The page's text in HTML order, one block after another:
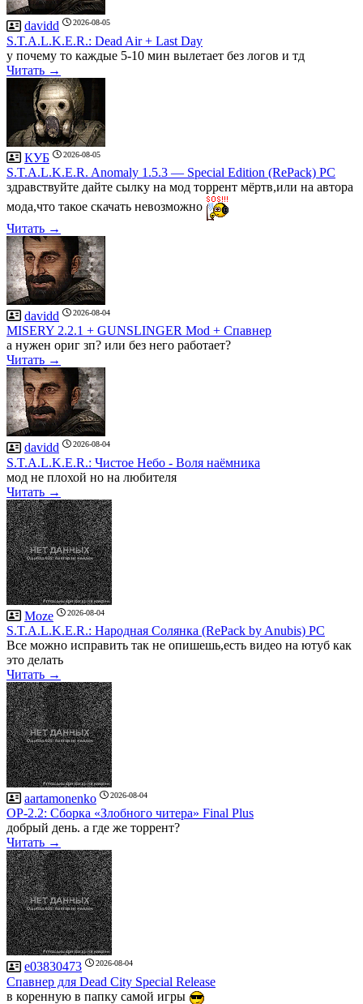
davidd 2026-08-05
S.T.A.L.K.E.R.: Dead Air + Last Day
у почему то каждые 5-10 мин вылетает без логов и тд
Читать →
КУБ 2026-08-05
S.T.A.L.K.E.R. Anomaly 1.5.3 — Special Edition (RePack) PC
здравствуйте дайте сылку на мод торрент мёртв,или на автора
мода,что такое скачать невозможно
Читать →
davidd 2026-08-04
MISERY 2.2.1 + GUNSLINGER Mod + Спавнер
а нужен ориг зп? или без него работает?
Читать →
davidd 2026-08-04
S.T.A.L.K.E.R.: Чистое Небо - Воля наёмника
мод не плохой но на любителя
Читать →
Moze 2026-08-04
S.T.A.L.K.E.R.: Народная Солянка (RePack by Anubis) PC
Все можно исправить так не опишешь,есть видео на ютуб как
это делать
Читать →
aartamonenko 2026-08-04
OP-2.2: Сборка «Злобного читера» Final Plus
добрый день. а где же торрент?
Читать →
e03830473 2026-08-04
Спавнер для Dead City Special Release
в коренную в папку самой игры